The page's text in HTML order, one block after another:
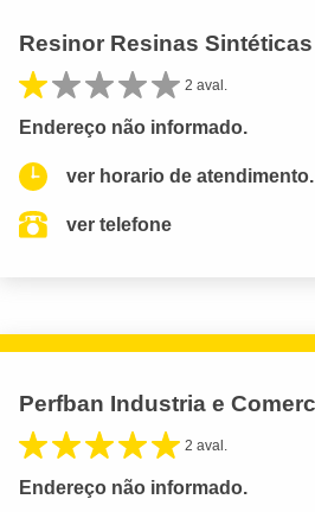
Resinor Resinas
2 aval.
Endereço não informado.
ver horario de atendimento.
ver telefone
Perfban Industria e
2 aval.
Endereço não informado.